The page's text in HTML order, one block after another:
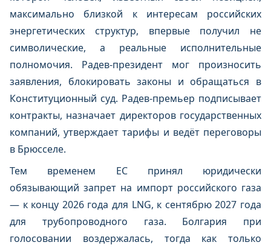
максимально близкой к интересам российских
энергетических структур, впервые получил не
символические, а реальные исполнительные
полномочия. Радев-президент мог произносить
заявления, блокировать законы и обращаться в
Конституционный суд. Радев-премьер подписывает
контракты, назначает директоров государственных
компаний, утверждает тарифы и ведёт переговоры
в Брюсселе.
Тем временем ЕС принял юридически
обязывающий запрет на импорт российского газа
— к концу 2026 года для LNG, к сентябрю 2027 года
для трубопроводного газа. Болгария при
голосовании воздержалась, тогда как только